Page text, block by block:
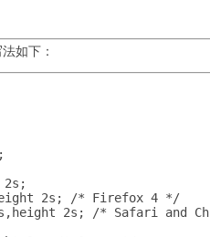
如下：
2s; /* Firefox 4 */
2s; /* Safari and Ch